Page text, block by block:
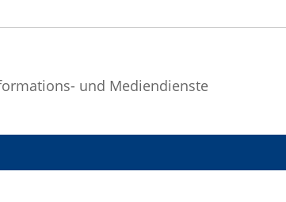
und Mediendienste